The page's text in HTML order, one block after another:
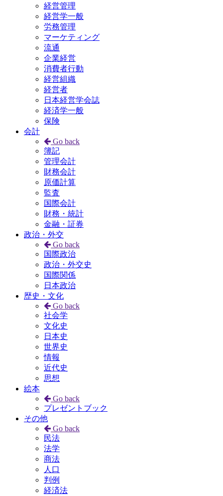
経営管理
経営学一般
労務管理
マーケティング
流通
企業経営
消費者行動
経営組織
経営者
日本経営学会誌
経済学一般
保険
会計
Go back
簿記
管理会計
財務会計
原価計算
監査
国際会計
財務・統計
金融・証券
政治・外交
Go back
国際政治
政治・外交史
国際関係
日本政治
歴史・文化
Go back
社会学
文化史
日本史
世界史
情報
近代史
思想
絵本
Go back
プレゼントブック
その他
Go back
民法
法学
商法
人口
判例
経済法